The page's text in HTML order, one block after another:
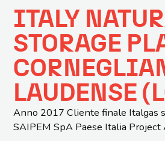
ITALY
STORAGE
LAUDENSE
Anno 2017 Cliente finale Italgas
SAIPEM SpA Paese Italia